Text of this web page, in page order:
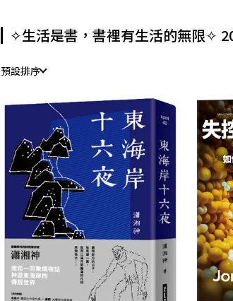
✧生活是書，書裡有生活的無限✧
預設排序